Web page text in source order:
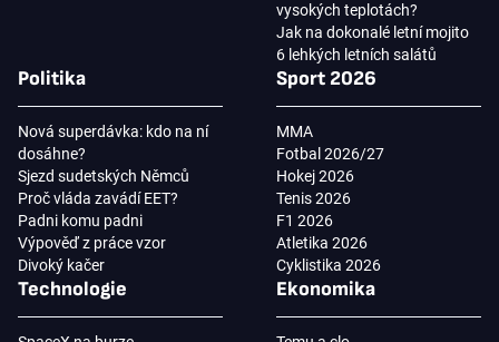
vysokých teplotách?
Jak na dokonalé letní mojito
6 lehkých letních salátů
Politika
Nová superdávka: kdo na ní
dosáhne?
Sjezd sudetských Němců
Proč vláda zavádí EET?
Padni komu padni
Výpověď z práce vzor
Divoký kačer
Sport 2026
MMA
Fotbal 2026/27
Hokej 2026
Tenis 2026
F1 2026
Atletika 2026
Cyklistika 2026
Technologie Ekonomika